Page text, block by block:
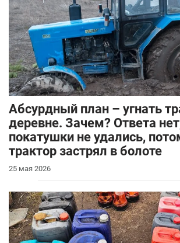
Абсурдный план – угнать
деревне. Зачем? Ответа
покатушки не удались,
трактор застрял в болоте
25 мая 2026